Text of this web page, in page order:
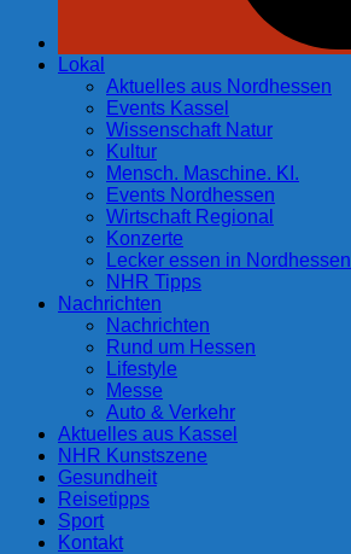
Lokal
Aktuelles aus Nordhessen
Events Kassel
Wissenschaft Natur
Kultur
Mensch. Maschine. KI.
Events Nordhessen
Wirtschaft Regional
Konzerte
Lecker essen in Nordhessen
NHR Tipps
Nachrichten
Nachrichten
Rund um Hessen
Lifestyle
Messe
Auto & Verkehr
Aktuelles aus Kassel
NHR Kunstszene
Gesundheit
Reisetipps
Sport
Kontakt